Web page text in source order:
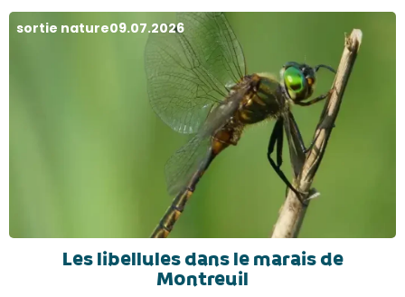
sortie nature09.07.2026
Les libellules dans le marais de
Montreuil